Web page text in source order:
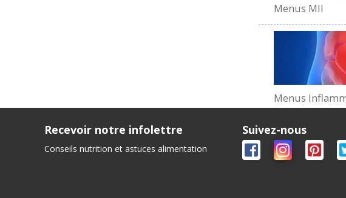
Menus MII
Menus
Recevoir notre infolettre
Conseils nutrition et astuces alimentation
Suivez-nous